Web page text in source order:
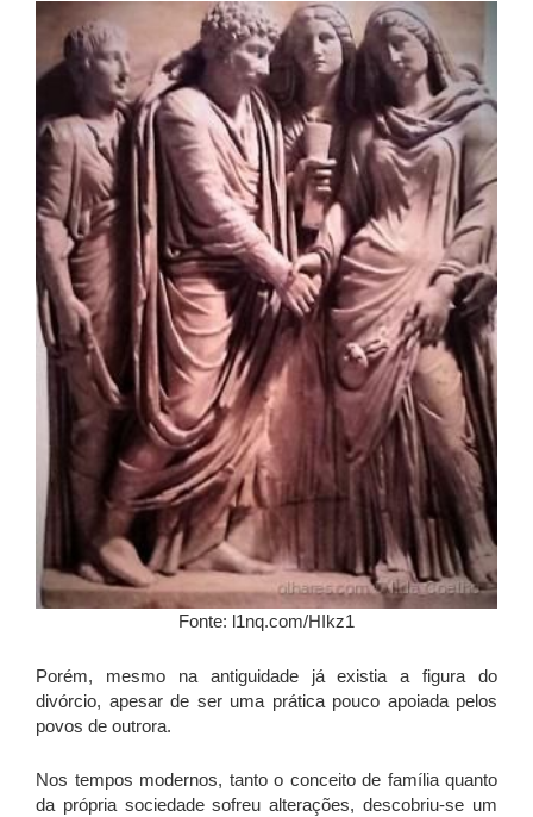
Fonte: l1nq.com/HIkz1
Porém, mesmo na antiguidade já existia a figura do
divórcio, apesar de ser uma prática pouco apoiada pelos
povos de outrora.
Nos tempos modernos, tanto o conceito de família quanto
da própria sociedade sofreu alterações, descobriu-se um